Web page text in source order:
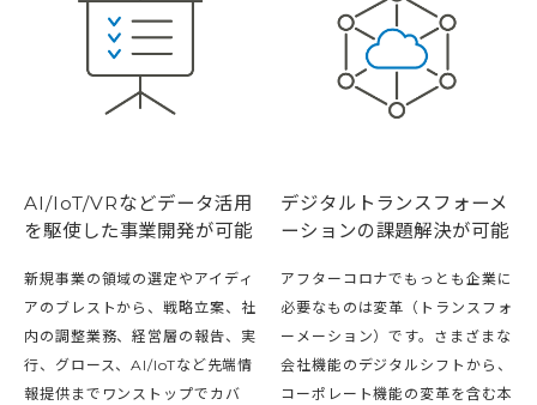
AI/IoT/VRなどデータ活用
を駆使した事業開発が可能
新規事業の領域の選定やアイディ
アのブレストから、戦略立案、社
内の調整業務、経営層の報告、実
行、グロース、AI/IoTなど先端情
報提供までワンストップでカバ
デジタルトランスフォーメ
ーションの課題解決が可能
アフターコロナでもっとも企業に
必要なものは変革（トランスフォ
ーメーション）です。さまざまな
会社機能のデジタルシフトから、
コーポレート機能の変革を含む本